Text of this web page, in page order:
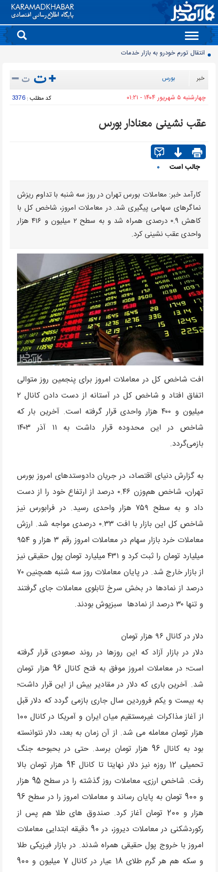
Toggle
navigation
90 میلیون کیف پول برای ایرانی ها ساخته شد
معمای قیمت سکه امامی و بهار آزادی در دادگاه خانواده
آخرین وضعیت سدهای تهران اعلام شد
موتورسیکلت‌های برقی مشتری ندارند/ کمبود زیرساخت یا بی‌میلی مردم؟
سدهای مهم کشور چقدر آب دارند؟
جمعیت ایران از ۸۷ میلیون نفر عبور کرد
انتقال تورم خودرو به بازار خدمات
خبر بورس
چهارشنبه ۵ شهريور ۱۴۰۴ - ۰۱:۲۱ کد مطلب : 3376
عقب نشینی معنادار بورس
جالب است ۰
کارآمد خبر: معاملات بورس تهران در روز سه شنبه با تداوم ریزش
نماگرهای سهامی پیگیری شد. در معاملات امروز، شاخص کل با
کاهش ۰.۹ درصدی همراه شد و به سطح ۲ میلیون و ۴۱۶ هزار
واحدی عقب نشینی کرد.
افت شاخص کل در معاملات امروز برای پنجمین روز متوالی
اتفاق افتاد و شاخص کل در آستانه از دست دادن کانال ۲
میلیون و ۴۰۰ هزار واحدی قرار گرفته است. آخرین بار که
شاخص در این محدوده قرار داشت به ۱۱ آذر ۱۴۰۳
بازمی‌گردد.
به گزارش دنیای اقتصاد، در جریان دادوستدهای امروز بورس
تهران، شاخص هم‌وزن ۰.۴۶ درصد از ارتفاع خود را از دست
داد و به سطح ۷۵۹ هزار واحدی رسید. در فرابورس نیز
شاخص کل این بازار با افت ۰.۳۳ درصدی مواجه شد. ارزش
معاملات خرد بازار سهام در معاملات امروز رقم ۳ هزار و ۹۵۴
میلیارد تومان را ثبت کرد و ۴۳۱ میلیارد تومان پول حقیقی نیز
از بازار خارج شد. در پایان معاملات روز سه شنبه همچنین ۷۰
درصد از نمادها در بخش سرخ تابلوی معاملات جای گرفتند
و تنها ۳۰ درصد از نمادها سبزپوش بودند.
دلار در کانال ۹۶ هزار تومان
دلار در بازار آزاد که این روزها در روند صعودی قرار گرفته
است؛ در معاملات امروز موفق به فتح کانال 96 هزار تومان
شد. آخرین باری که دلار در مقادیر بیش از این قرار داشت؛
به بیست و یکم فروردین سال جاری بازمی گردد که دلار قبل
از آغاز مذاکرات غیرمستقیم میان ایران و آمریکا در کانال 100
هزار تومان معامله می شد. از آن زمان به بعد، دلار نتوانسته
بود به کانال 96 هزار تومان برسد. حتی در بحبوحه جنگ
تحمیلی 12 روزه نیز دلار نهایتا تا کانال 94 هزار تومان بالا
رفت. شاخص ارزی، معاملات روز گذشته را در سطح 95 هزار
و 900 تومان به پایان رساند و معاملات امروز را در سطح 96
هزار و 200 تومان آغاز کرد. صندوق های طلا هم پس از
رکوردشکنی در معاملات دیروز، در 90 دقیقه ابتدایی معاملات
امروز با خروج پول حقیقی همراه شدند. در بازار فیزیکی طلا
و سکه هم هر گرم طلای 18 عیار در کانال 7 میلیون و 900